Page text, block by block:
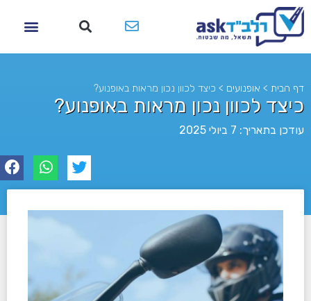
דף הבית > אופנועים > כיצד לכוון נכון מראות באופנוע?
כיצד לכוון נכון מראות באופנוע?
עודכן בתאריך: 7 ביולי 2025